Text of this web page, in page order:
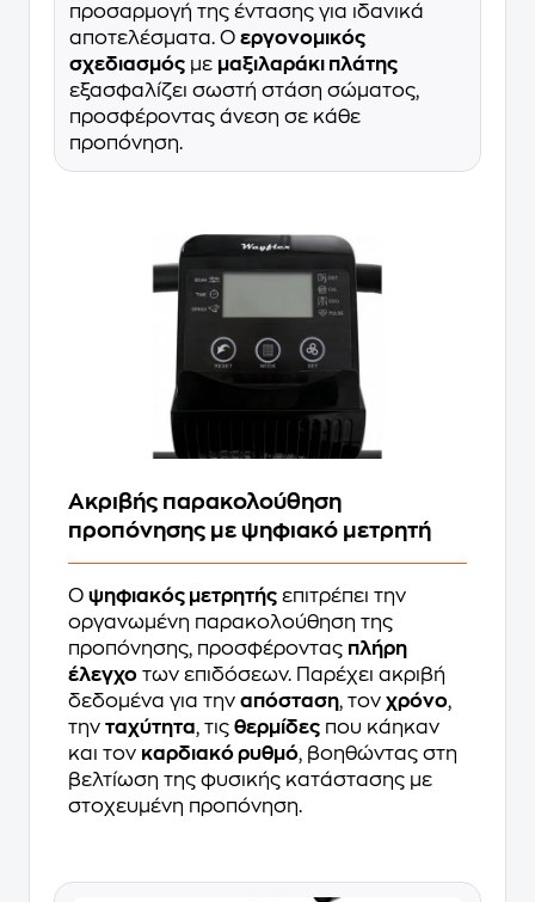
προσαρμογή της έντασης για ιδανικά
αποτελέσματα. Ο εργονομικός
σχεδιασμός με μαξιλαράκι πλάτης
εξασφαλίζει σωστή στάση σώματος,
προσφέροντας άνεση σε κάθε
προπόνηση.
Ακριβής παρακολούθηση
προπόνησης με ψηφιακό μετρητή
Ο ψηφιακός μετρητής επιτρέπει την
οργανωμένη παρακολούθηση της
προπόνησης, προσφέροντας πλήρη
έλεγχο των επιδόσεων. Παρέχει ακριβή
δεδομένα για την απόσταση, τον χρόνο,
την ταχύτητα, τις θερμίδες που κάηκαν
και τον καρδιακό ρυθμό, βοηθώντας στη
βελτίωση της φυσικής κατάστασης με
στοχευμένη προπόνηση.